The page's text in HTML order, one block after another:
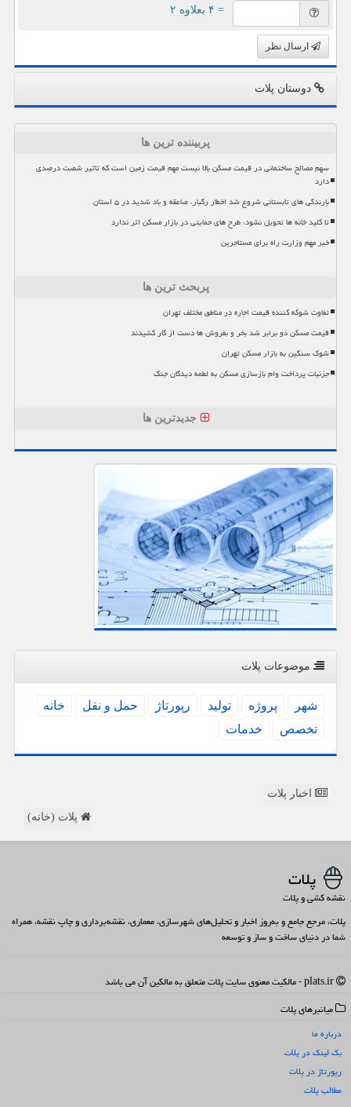
= ۴ بعلاوه ۲
ارسال نظر
دوستان پلات
پربیننده ترین ها
سهم مصالح ساختمانی در قیمت مسکن بالا نیست مهم قیمت زمین است که تاثیر شصت درصدی
دارد
بارندگی های تابستانی شروع شد اخطار رگبار، صاعقه و باد شدید در ۵ استان
تا کلید خانه ها تحویل نشود، طرح های حمایتی در بازار مسکن اثر ندارد
خبر مهم وزارت راه برای مستاجرین
پربحث ترین ها
تفاوت شوکه کننده قیمت اجاره در مناطق مختلف تهران
قیمت مسکن دو برابر شد بخر و بفروش ها دست از کار کشیدند
شوک سنگین به بازار مسکن تهران
جزئیات پرداخت وام بازسازی مسکن به لطمه دیدگان جنگ
جدیدترین ها
موضوعات پلات
شهر پروژه تولید رپورتاژ حمل و نقل
خانه
تخصص
خدمات
اخبار پلات
پلات (خانه)
پلات
نقشه کشی و پلات
پلات، مرجع جامع و به‌روز اخبار و تحلیل‌های شهرسازی، معماری، نقشه‌برداری و چاپ نقشه، همراه
شما در دنیای ساخت و ساز و توسعه
میانبرهای پلات
درباره ما
بک لینک در پلات
رپورتاژ در پلات
مطالب پلات